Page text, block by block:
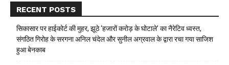
RECENT POSTS
सिकासार पर हाईकोर्ट की मुहर, झूठे ‘हजारों करोड़ के घोटाले’ का नैरेटिव ध्वस्त,
संगठित गिरोह के सरगना अनिल चंदेल और सुनील अग्रवाल के द्वारा रचा गया साजिश
हुआ बेनकाब